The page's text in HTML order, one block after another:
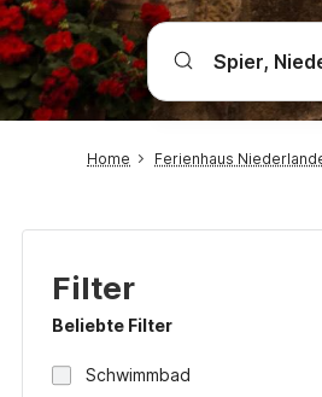
Home Ferienhaus
Filter
Beliebte Filter
Schwimmbad